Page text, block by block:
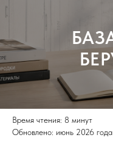
Время чтения: 8 минут
Обновлено: июнь 2026 года